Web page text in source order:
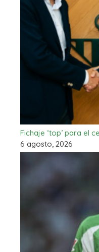
Fichaje ‘top’ para el
6 agosto, 2026